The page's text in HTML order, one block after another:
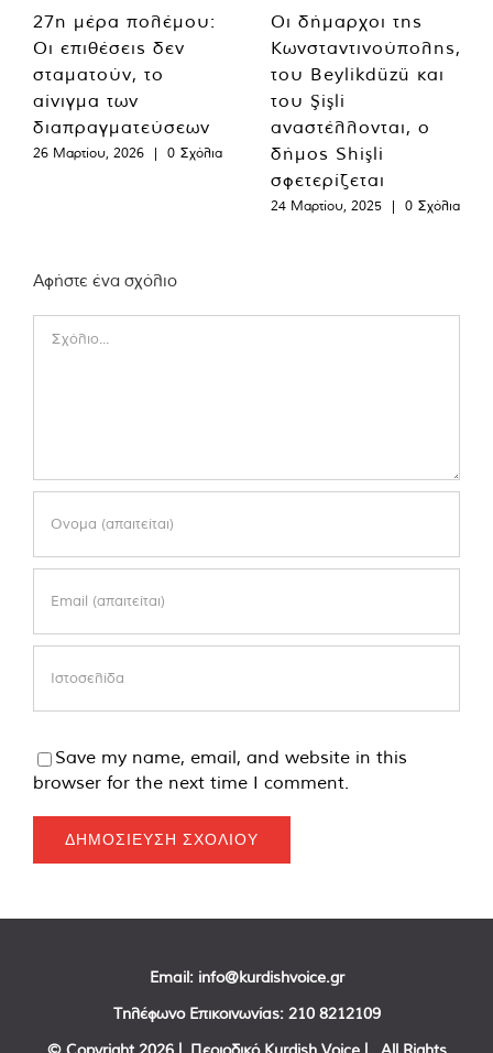
27η μέρα πολέμου:
Οι επιθέσεις δεν
σταματούν, το
αίνιγμα των
διαπραγματεύσεων
26 Μαρτίου, 2026 | 0 Σχόλια
Οι δήμαρχοι της
Κωνσταντινούπολης,
του Beylikdüzü και
του Şişli
αναστέλλονται, ο
δήμος Shişli
σφετερίζεται
24 Μαρτίου, 2025 | 0 Σχόλια
Αφήστε ένα σχόλιο
Save my name, email, and website in this
browser for the next time I comment.
Email: info@kurdishvoice.gr
Τηλέφωνο Επικοινωνίας: 210 8212109